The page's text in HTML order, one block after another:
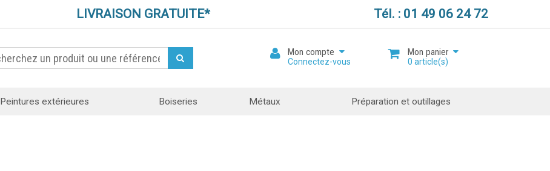
LIVRAISON GRATUITE* Tél. : 01 49 06 24 72
Mon compte
Connectez-vous
Mon panier
0 article(s)
Peintures extérieures Boiseries Métaux Préparation et outillages